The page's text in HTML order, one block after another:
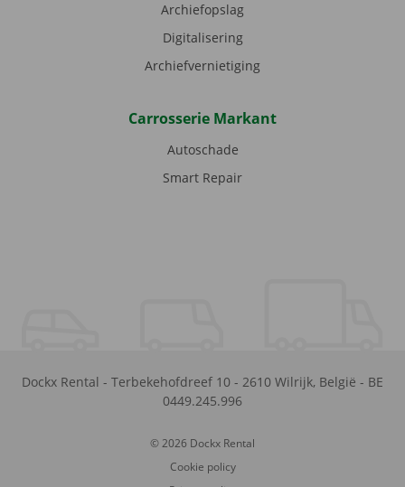
Archiefopslag
Digitalisering
Archiefvernietiging
Carrosserie Markant
Autoschade
Smart Repair
Dockx Rental - Terbekehofdreef 10 - 2610 Wilrijk, België - BE
0449.245.996
© 2026 Dockx Rental
Cookie policy